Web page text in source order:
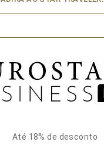
Até 18% de desconto